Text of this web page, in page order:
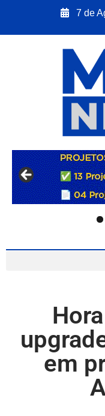
7 de
em